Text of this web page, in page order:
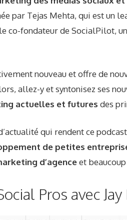
par Tejas Mehta, qui est un
co-fondateur de SocialPilot,
nouveau et offre de
allez-y et syntonisez ses
actuelles et futures des
qui rendent ce
de petites
d’agenceet
Pros avec